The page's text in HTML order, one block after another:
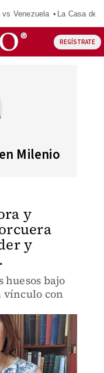
vs Venezuela La Casa de
REGÍSTRATE
Milenio
y
y
huesos bajo
vínculo con